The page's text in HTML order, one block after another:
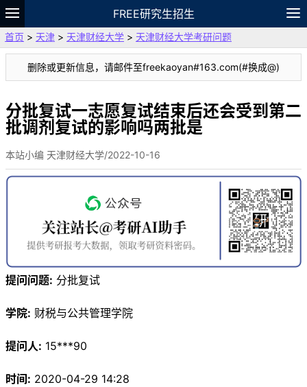
FREE研究生招生
题库
故事 专题 APP 笔记
论坛
VIP
资料
首页 > 天津 > 天津财经大学 > 天津财经大学考研问题
删除或更新信息，请邮件至freekaoyan#163.com(#换成@)
分批复试一志愿复试结束后还会受到第二
批调剂复试的影响吗两批是
本站小编 天津财经大学/2022-10-16
提问问题: 分批复试
学院: 财税与公共管理学院
提问人: 15***90
时间: 2020-04-29 14:28